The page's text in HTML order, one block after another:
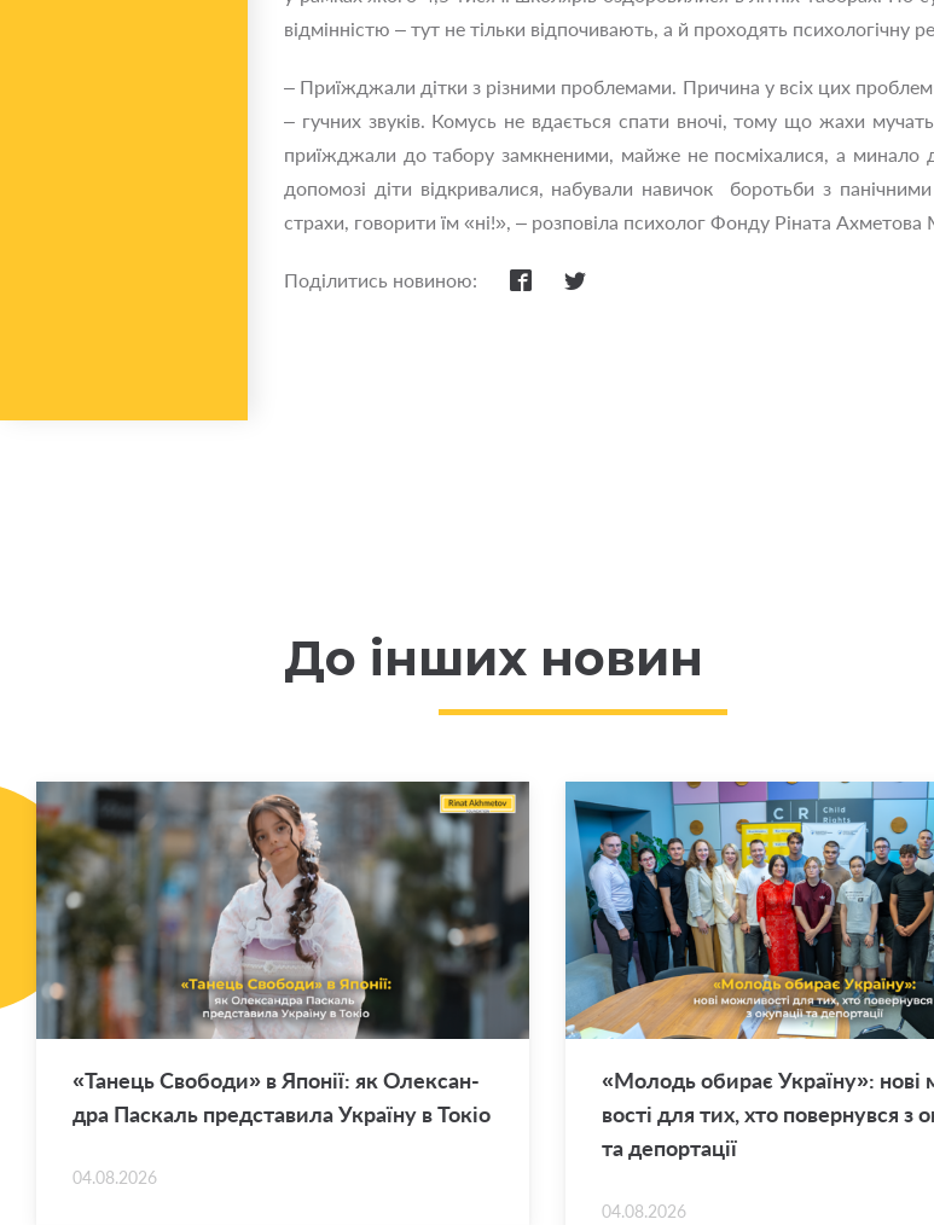
відмінністю – тут не тільки відпочивають, а й проходять психологічну
– Приїжджали дітки з різними проблемами. Причина у всіх цих проблем
– гучних звуків. Комусь не вдається спати вночі, тому що жахи
приїжджали до табору замкненими, майже не посміхалися, а минало
допомозі діти відкривалися, набували навичок боротьби з
страхи, говорити їм «ні!», – розповіла психолог Фонду Ріната
Поділитись новиною:
До інших новин
«Та­нець Сво­бо­ди» в Япо­нії: як Оле­ксан­
дра Па­скаль пред­ста­ви­ла Укра­ї­ну в Токіо
04.08.2026
«Мо­лодь оби­рає Укра­ї­ну»:
во­сті для тих, хто по­вер­нув­ся з
та де­пор­та­ції
04.08.2026